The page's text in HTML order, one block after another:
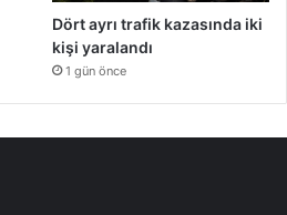
Dört ayrı trafik kazasında iki
kişi yaralandı
1 gün önce